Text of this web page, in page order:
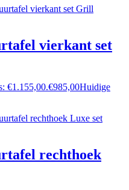
vierkant set
€1.155,00.€985,00Huidige
rechthoek